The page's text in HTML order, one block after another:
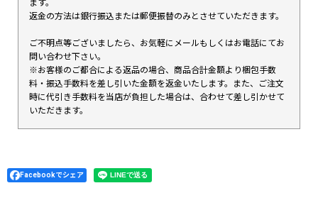
ます。
返金の方法は銀行振込または郵便振替のみとさせていただきます。
ご不明点等ございましたら、お気軽にメールもしくはお電話にてお
問い合わせ下さい。
※お客様のご都合による返品の場合、商品合計金額より梱包手数
料・振込手数料を差し引いた金額を返金いたします。また、ご注文
時に代引き手数料を当店が負担した場合は、合わせて差し引かせて
いただきます。
Facebookでシェア